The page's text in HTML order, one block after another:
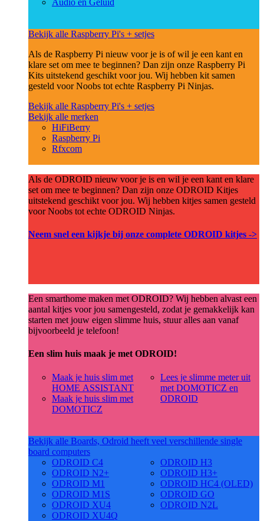
Bekijk alle Raspberry Pi's + setjes
Als de Raspberry Pi nieuw voor je is of wil je een kant en
klare set om mee te beginnen? Dan zijn onze Raspberry Pi
Kits uitstekend geschikt voor jou. Wij hebben kit samen
gesteld voor Noobs tot echte Raspberry Pi Ninjas.
Bekijk alle Raspberry Pi's + setjes
Bekijk alle merken
HiFiBerry
Raspberry Pi
Rfxcom
Als de ODROID nieuw voor je is en wil je een kant en klare
set om mee te beginnen? Dan zijn onze ODROID Kitjes
uitstekend geschikt voor jou. Wij hebben kitjes samen gesteld
voor Noobs tot echte ODROID Ninjas.
Neem snel een kijkje bij onze complete ODROID kitjes ->
Een smarthome maken met ODROID? Wij hebben alvast een
aantal kitjes voor jou samengesteld, zodat je gemakkelijk kan
starten met jouw eigen slimme huis, stuur alles aan vanaf
bijvoorbeeld je telefoon!
Een slim huis maak je met ODROID!
Maak je huis slim met
HOME ASSISTANT
Maak je huis slim met
DOMOTICZ
Lees je slimme meter uit
met DOMOTICZ en
ODROID
Bekijk alle Boards, Odroid heeft veel verschillende single
board computers
ODROID C4
ODROID N2+
ODROID M1
ODROID M1S
ODROID XU4
ODROID XU4Q
ODROID H3
ODROID H3+
ODROID HC4 (OLED)
ODROID GO
ODROID N2L